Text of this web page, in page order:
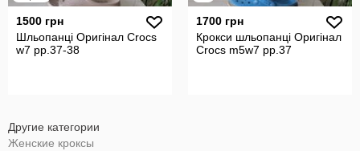
1500 грн
Шльопанці Оригінал Crocs
w7 рр.37-38
1700 грн
Крокси шльопанці Оригінал
Crocs m5w7 рр.37
Другие категории
Женские кроксы